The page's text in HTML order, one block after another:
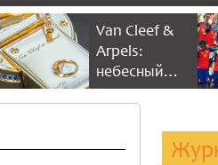
Van Cleef &
Arpels:
небесный
танец
времени